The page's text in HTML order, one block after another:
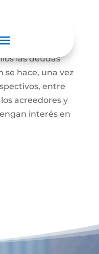
de muerte
los bienes
las deudas
se hace, una vez
entre
acreedores y
interés en